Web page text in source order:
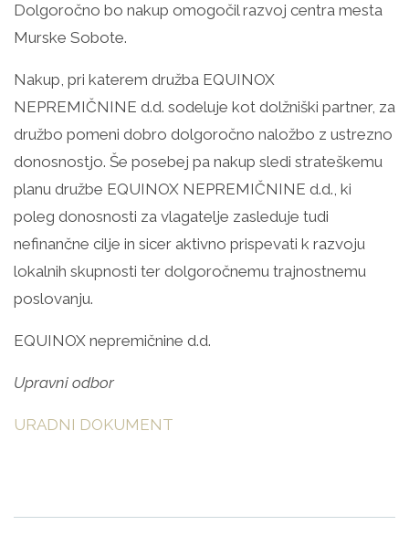
Dolgoročno bo nakup omogočil razvoj centra mesta
Murske Sobote.
Nakup, pri katerem družba EQUINOX
NEPREMIČNINE d.d. sodeluje kot dolžniški partner, za
družbo pomeni dobro dolgoročno naložbo z ustrezno
donosnostjo. Še posebej pa nakup sledi strateškemu
planu družbe EQUINOX NEPREMIČNINE d.d., ki
poleg donosnosti za vlagatelje zasleduje tudi
nefinančne cilje in sicer aktivno prispevati k razvoju
lokalnih skupnosti ter dolgoročnemu trajnostnemu
poslovanju.
EQUINOX nepremičnine d.d.
Upravni odbor
URADNI DOKUMENT